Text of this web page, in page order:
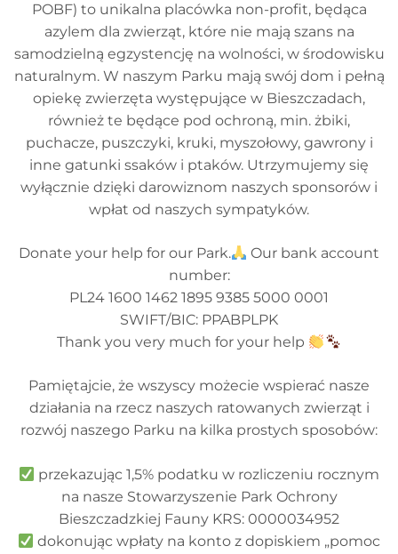
POBF) to unikalna placówka non-profit, będąca
azylem dla zwierząt, które nie mają szans na
samodzielną egzystencję na wolności, w środowisku
naturalnym. W naszym Parku mają swój dom i pełną
opiekę zwierzęta występujące w Bieszczadach,
również te będące pod ochroną, min. żbiki,
puchacze, puszczyki, kruki, myszołowy, gawrony i
inne gatunki ssaków i ptaków. Utrzymujemy się
wyłącznie dzięki darowiznom naszych sponsorów i
wpłat od naszych sympatyków.
Donate your help for our Park.
Our bank account
number:
PL24 1600 1462 1895 9385 5000 0001
SWIFT/BIC: PPABPLPK
Thank you very much for your help
Pamiętajcie, że wszyscy możecie wspierać nasze
działania na rzecz naszych ratowanych zwierząt i
rozwój naszego Parku na kilka prostych sposobów:
przekazując 1,5% podatku w rozliczeniu rocznym
na nasze Stowarzyszenie Park Ochrony
Bieszczadzkiej Fauny KRS: 0000034952
dokonując wpłaty na konto z dopiskiem „pomoc